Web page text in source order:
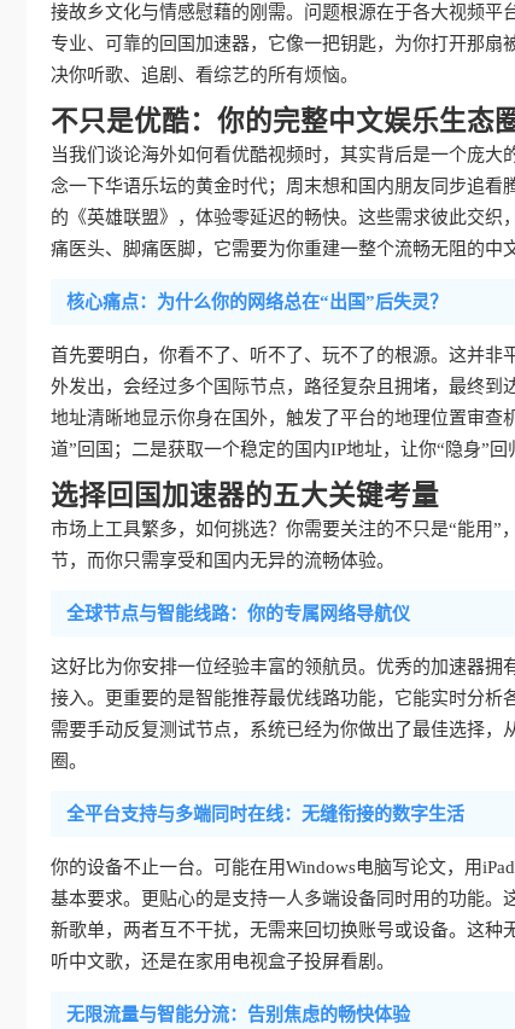
接故乡文化与情感慰藉的刚需。问题根源在于各大视频
专业、可靠的回国加速器，它像一把钥匙，为你打开那
决你听歌、追剧、看综艺的所有烦恼。
不只是优酷：你的完整中文娱乐生态
当我们谈论海外如何看优酷视频时，其实背后是一个庞
念一下华语乐坛的黄金时代；周末想和国内朋友同步追看
的《英雄联盟》，体验零延迟的畅快。这些需求彼此交
痛医头、脚痛医脚，它需要为你重建一整个流畅无阻的中
核心痛点：为什么你的网络总在“出国”后失灵？
首先要明白，你看不了、听不了、玩不了的根源。这并
外发出，会经过多个国际节点，路径复杂且拥堵，最终
地址清晰地显示你身在国外，触发了平台的地理位置审
道”回国；二是获取一个稳定的国内IP地址，让你“隐身”回
选择回国加速器的五大关键考量
市场上工具繁多，如何挑选？你需要关注的不只是“能用”
节，而你只需享受和国内无异的流畅体验。
全球节点与智能线路：你的专属网络导航仪
这好比为你安排一位经验丰富的领航员。优秀的加速器
接入。更重要的是智能推荐最优线路功能，它能实时分
需要手动反复测试节点，系统已经为你做出了最佳选择
圈。
全平台支持与多端同时在线：无缝衔接的数字生活
你的设备不止一台。可能在用Windows电脑写论文，用
基本要求。更贴心的是支持一人多端设备同时用的功能
新歌单，两者互不干扰，无需来回切换账号或设备。这
听中文歌，还是在家用电视盒子投屏看剧。
无限流量与智能分流：告别焦虑的畅快体验